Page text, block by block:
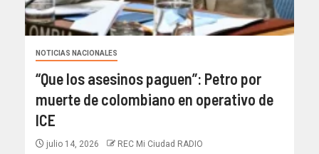
NOTICIAS NACIONALES
“Que los asesinos paguen”: Petro por
muerte de colombiano en operativo de
ICE
julio 14, 2026 REC Mi Ciudad RADIO